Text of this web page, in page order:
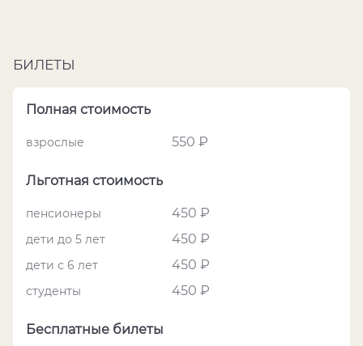
БИЛЕТЫ
Полная стоимость
взрослые 550 ₽
Льготная стоимость
пенсионеры 450 ₽
дети до 5 лет 450 ₽
дети с 6 лет 450 ₽
студенты 450 ₽
Бесплатные билеты